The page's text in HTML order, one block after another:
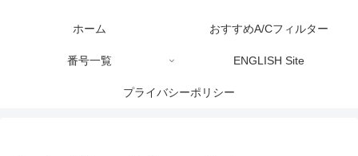
ホーム おすすめA/Cフィルター
番号一覧 ENGLISH Site
プライバシーポリシー